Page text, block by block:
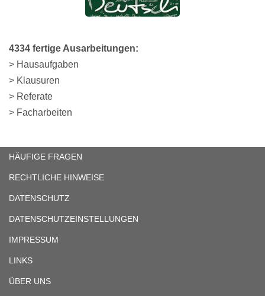
4334 fertige Ausarbeitungen:
> Hausaufgaben
> Klausuren
> Referate
> Facharbeiten
HÄUFIGE FRAGEN
RECHTLICHE HINWEISE
DATENSCHUTZ
DATENSCHUTZEINSTELLUNGEN
IMPRESSUM
LINKS
ÜBER UNS